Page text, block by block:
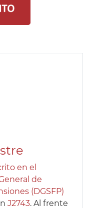
en el
de
(DGSFP)
J2743. Al frente